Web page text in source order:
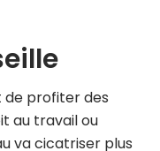
profiter des
au travail ou
va cicatriser plus